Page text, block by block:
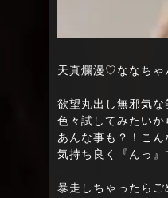
天真爛漫♡ななちゃ
欲望丸出し無邪気な
色々試してみたいか
あんな事も？！こん
気持ち良く『んっ
暴走しちゃったらご